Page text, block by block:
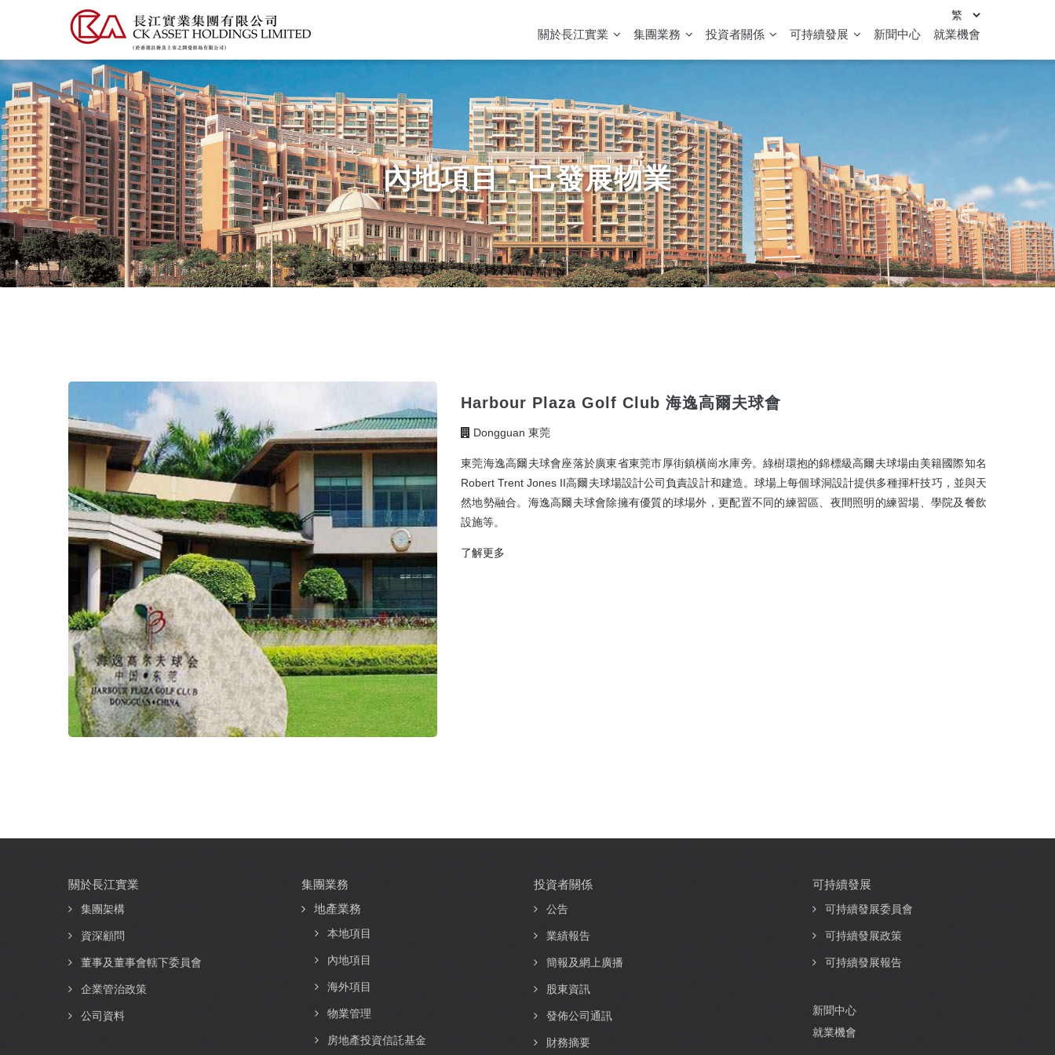
內
容
關於長江實業 集團業務 投資者關係 可持續發展 新聞中心 就業機會
內地項目 - 已發展物業
Harbour Plaza Golf Club 海逸高爾夫球會
Dongguan 東莞
東莞海逸高爾夫球會座落於廣東省東莞市厚街鎮橫崗水庫旁。綠樹環抱的錦標級高爾夫球場由美籍國際知名
Robert Trent Jones II高爾夫球場設計公司負責設計和建造。球場上每個球洞設計提供多種揮杆技巧，並與天
然地勢融合。海逸高爾夫球會除擁有優質的球場外，更配置不同的練習區、夜間照明的練習場、學院及餐飲
設施等。
了解更多
Main
navigation
關於長江實業
集團架構
資深顧問
董事及董事會轄下委員會
企業管治政策
公司資料
集團業務
地產業務
本地項目
內地項目
海外項目
物業管理
房地產投資信託基金
投資者關係
公告
業績報告
簡報及網上廣播
股東資訊
發佈公司通訊
財務摘要
可持續發展
可持續發展委員會
可持續發展政策
可持續發展報告
新聞中心
就業機會